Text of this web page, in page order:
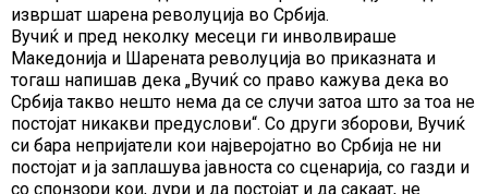
извршат шарена револуција во Србија.
Вучиќ и пред неколку месеци ги инволвираше
Македонија и Шарената револуција во приказната и
тогаш напишав дека „Вучиќ со право кажува дека во
Србија такво нешто нема да се случи затоа што за тоа не
постојат никакви предуслови“. Со други зборови, Вучиќ
си бара непријатели кои најверојатно во Србија не ни
постојат и ја заплашува јавноста со сценарија, со газди и
со спонзори кои, дури и да постојат и да сакаат, не